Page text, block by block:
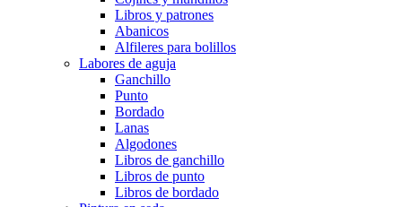
Libros y patrones
Abanicos
Alfileres para bolillos
Labores de aguja
Ganchillo
Punto
Bordado
Lanas
Algodones
Libros de ganchillo
Libros de punto
Libros de bordado